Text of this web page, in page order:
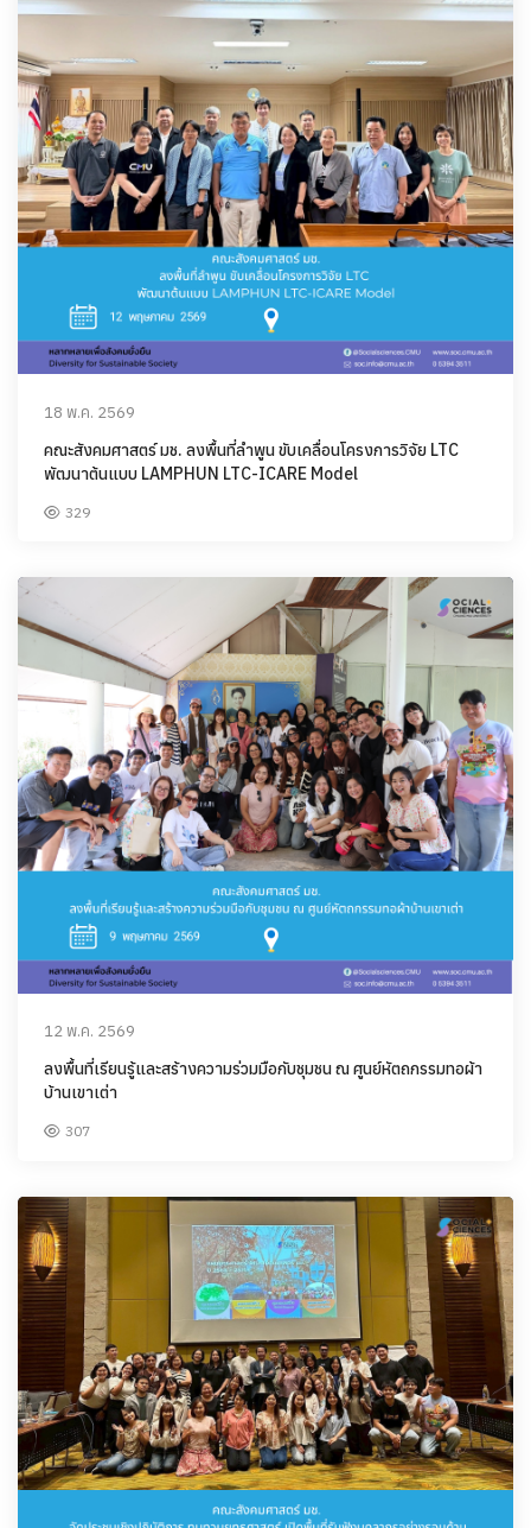
18 พ.ค. 2569
คณะสังคมศาสตร์ มช. ลงพื้นที่ลำพูน ขับเคลื่อนโครงการวิจัย LTC
พัฒนาต้นแบบ LAMPHUN LTC-ICARE Model
329
12 พ.ค. 2569
ลงพื้นที่เรียนรู้และสร้างความร่วมมือกับชุมชน ณ ศูนย์หัตถกรรมทอผ้า
บ้านเขาเต่า
307